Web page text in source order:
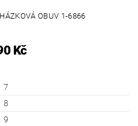
OBUV 1-6866
Kč
7
8
9